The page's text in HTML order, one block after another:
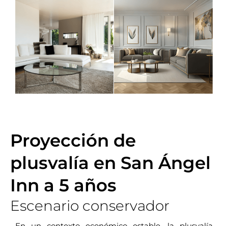
Proyección de
plusvalía en San Ángel
Inn a 5 años
Escenario conservador